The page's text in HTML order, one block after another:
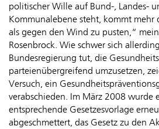
politischer Wille auf Bund-, Landes-
Kommunalebene steht, kommt mehr
als gegen den Wind zu pusten,“
Rosenbrock. Wie schwer sich
Bundesregierung tut, die
parteienübergreifend umzusetzen,
Versuch, ein
verabschieden. Im März 2008 wurde
entsprechende Gesetzesvorlage
abgeschmettert, das Gesetz zu den